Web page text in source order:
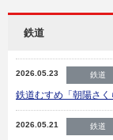
鉄道
2026.05.23 鉄道
鉄道むすめ「朝陽さく
2026.05.21 鉄道